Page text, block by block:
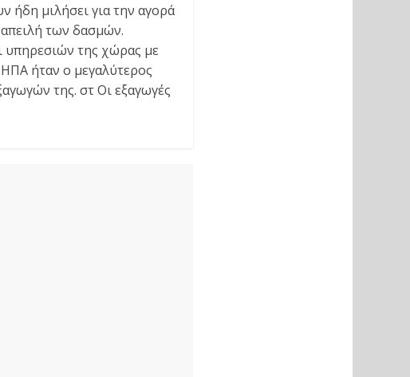
ήδη μιλήσει για την αγορά
των δασμών.
υπηρεσιών της χώρας με
ήταν ο μεγαλύτερος
της. στ Οι εξαγωγές